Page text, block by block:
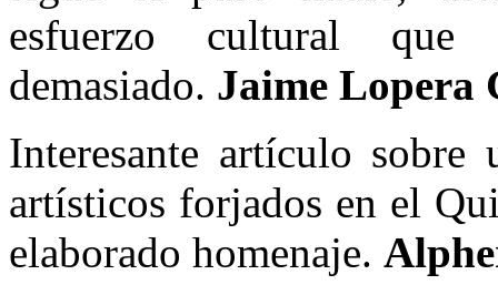
esfuerzo cultural que
demasiado. Jaime Lopera
Interesante artículo sobre
artísticos forjados en el
elaborado homenaje.